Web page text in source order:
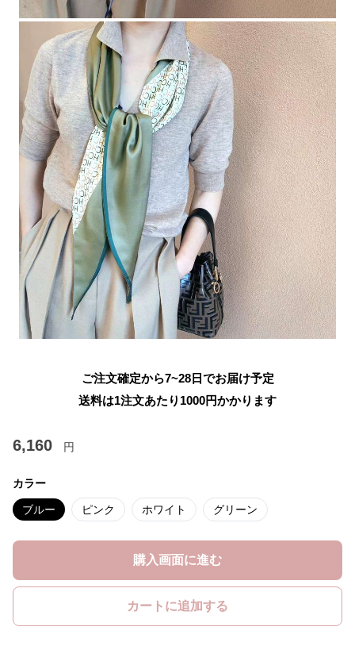
ご注文確定から7~28日でお届け予定
送料は1注文あたり 1000円かかります
6,160 円
カラー
ブルー ピンク ホワイト グリーン
購入画面に進む
カートに追加する